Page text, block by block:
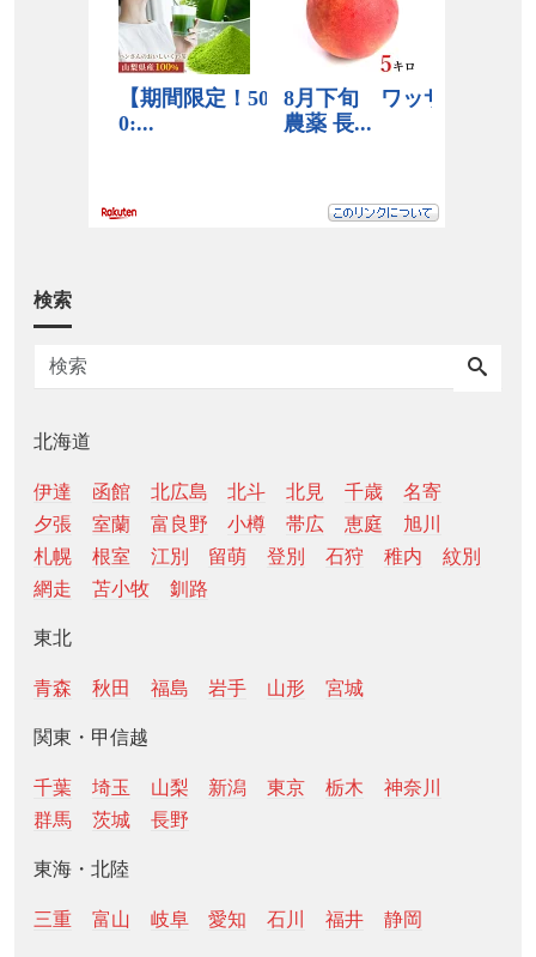
検索
北海道
伊達 函館 北広島 北斗 北見 千歳
名寄
夕張
室蘭 富良野 小樽 帯広 恵庭
旭川
札幌
根室 江別 留萌 登別 石狩 稚内
紋別
網走
苫小牧 釧路
東北
青森 秋田 福島 岩手 山形 宮城
関東・甲信越
千葉 埼玉 山梨 新潟 東京 栃木
神奈川
群馬
茨城 長野
東海・北陸
三重 富山 岐阜 愛知 石川 福井 静岡